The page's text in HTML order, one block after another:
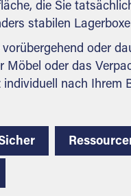
die Sie
stabilen
oder
oder das
nach Ihrem